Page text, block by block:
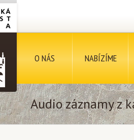
O NÁS NABÍZÍME
Audio záznamy z